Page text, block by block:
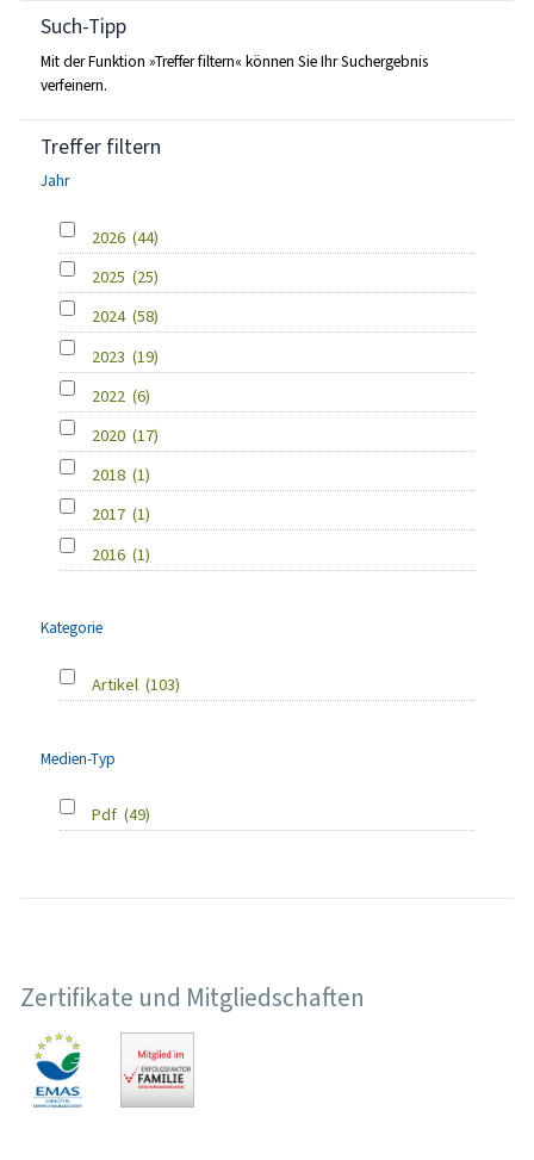
Such-Tipp
Mit der Funktion »Treffer filtern« können Sie Ihr Suchergebnis
verfeinern.
Treffer filtern
Jahr
2026 (44)
2025 (25)
2024 (58)
2023 (19)
2022 (6)
2020 (17)
2018 (1)
2017 (1)
2016 (1)
Kategorie
Artikel (103)
Medien-Typ
Pdf (49)
Zertifikate und Mitgliedschaften